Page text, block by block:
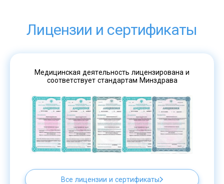
Лицензии и сертификаты
Медицинская деятельность лицензирована и
соответствует стандартам Минздрава
Все лицензии и сертификаты